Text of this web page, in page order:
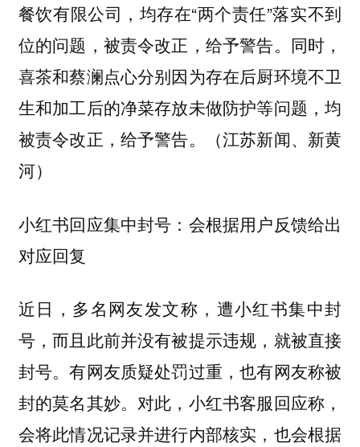
餐饮有限公司，均存在“两个责任”落实不到
位的问题，被责令改正，给予警告。同时，
喜茶和蔡澜点心分别因为存在后厨环境不卫
生和加工后的净菜存放未做防护等问题，均
被责令改正，给予警告。（江苏新闻、新黄
河）
小红书回应集中封号：会根据用户反馈给出
对应回复
近日，多名网友发文称，遭小红书集中封
号，而且此前并没有被提示违规，就被直接
封号。有网友质疑处罚过重，也有网友称被
封的莫名其妙。对此，小红书客服回应称，
会将此情况记录并进行内部核实，也会根据